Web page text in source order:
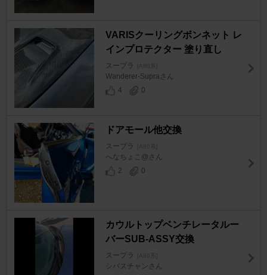
VARISクーリングボンネット レ
インプロテクター 塗り直し
スープラ [A80系]
Wanderer-Supraさん
4
0
ドアモール他交換
スープラ [A80系]
へなちょこ@さん
2
0
カウルトップベンチレータルー
バーSUB-ASSY交換
スープラ [A80系]
シバスチャンさん